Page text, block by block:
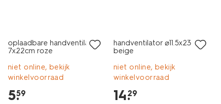
oplaadbare handventilator
7x22cm roze
niet online, bekijk
winkelvoorraad
5.
59
handventilator ⌀11.5x23.5cm
beige
niet online, bekijk
winkelvoorraad
14.
29